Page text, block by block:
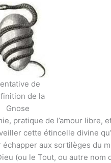
de
de la
Gnose
pratique de l’amour libre,
cette étincelle divine
aux sortilèges du
(ou le Tout, ou autre nom